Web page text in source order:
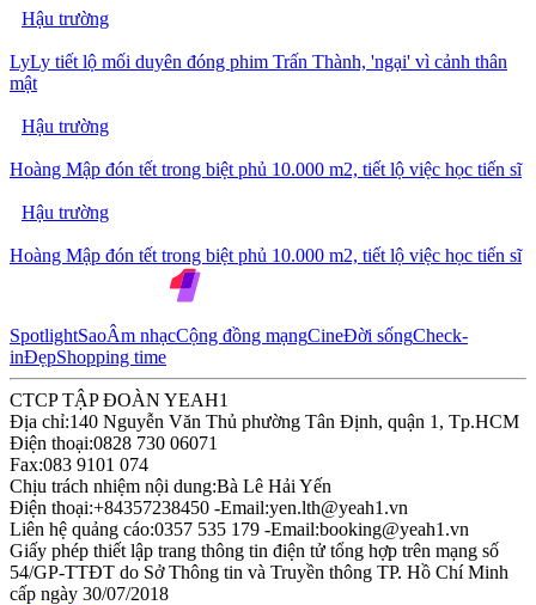
Hậu trường
LyLy tiết lộ mối duyên đóng phim Trấn Thành, 'ngại' vì cảnh thân
mật
Hậu trường
Hoàng Mập đón tết trong biệt phủ 10.000 m2, tiết lộ việc học tiến sĩ
Hậu trường
Hoàng Mập đón tết trong biệt phủ 10.000 m2, tiết lộ việc học tiến sĩ
SpotlightSaoÂm nhạcCộng đồng mạngCineĐời sốngCheck-
inĐẹpShopping time
CTCP TẬP ĐOÀN YEAH1
Địa chỉ:140 Nguyễn Văn Thủ phường Tân Định, quận 1, Tp.HCM
Điện thoại:0828 730 06071
Fax:083 9101 074
Chịu trách nhiệm nội dung:Bà Lê Hải Yến
Điện thoại:+84357238450 -Email:yen.lth@yeah1.vn
Liên hệ quảng cáo:0357 535 179 -Email:booking@yeah1.vn
Giấy phép thiết lập trang thông tin điện tử tổng hợp trên mạng số
54/GP-TTĐT do Sở Thông tin và Truyền thông TP. Hồ Chí Minh
cấp ngày 30/07/2018